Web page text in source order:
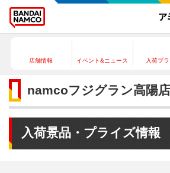
店舗情報 イベント&ニュース 入荷プ
namcoフジグラン高陽店
入荷景品・プライズ情報